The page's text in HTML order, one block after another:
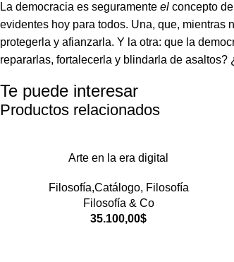
La democracia es seguramente el concepto
evidentes hoy para todos. Una, que, mientras
protegerla y afianzarla. Y la otra: que la
repararlas, fortalecerla y blindarla de
Te puede interesar
Productos relacionados
Arte en la era digital
Filosofía,Catálogo, Filosofía
Filosofía & Co
35.100,00$